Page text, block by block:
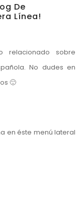
De
Línea!
relacionado sobre
No dudes en
🙂
en éste menú lateral